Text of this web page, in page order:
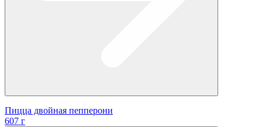
Пицца двойная пепперони
607 г